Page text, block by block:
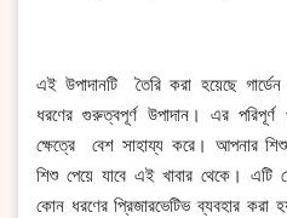
এই উপাদানটি তৈরি করা হয়েছে
ধরণের গুরুত্বপূর্ণ উপাদান। এর পরিপূর্ণ
ক্ষেত্রে বেশ সাহায্য করে। আপনার
শিশু পেয়ে যাবে এই খাবার থেকে।
কোন ধরণের প্রিজারভেটিভ ব্যবহার